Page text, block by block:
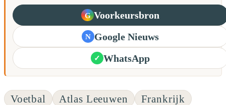
G Voorkeursbron
N Google Nieuws
✓ WhatsApp
Voetbal Atlas Leeuwen
Frankrijk